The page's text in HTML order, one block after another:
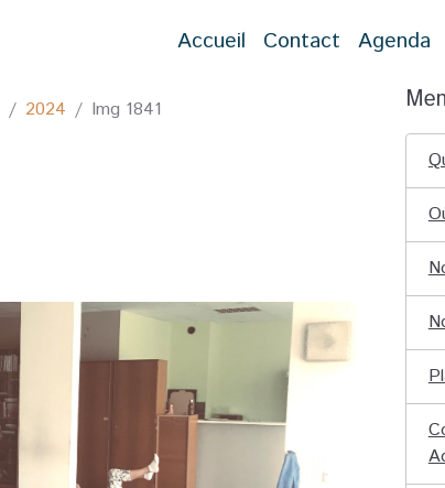
Accueil Contact Agenda
2024 Img 1841